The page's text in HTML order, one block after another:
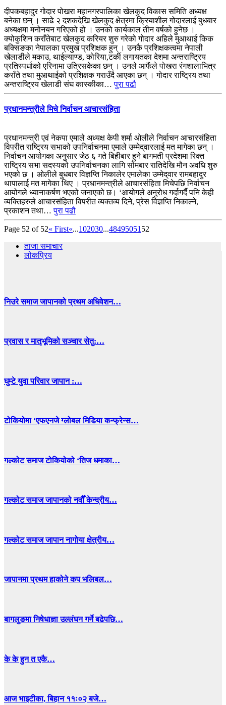
दीपकबहादुर गोदार पोखरा महानगरपालिका खेलकुद विकास समिति अध्यक्ष
बनेका छन् । साढे २ दशकदेखि खेलकुद क्षेत्रमा क्रियाशील गोदारलाई बुधबार
अध्यक्षमा मनोनयन गरिएको हो । उनको कार्यकाल तीन वर्षको हुनेछ ।
क्योकुशिन कराँतेबाट खेलकुद करियर शुरु गरेको गोदार अहिले मुआथाई किक
बक्सिङका नेपालका प्रमुख प्रशिक्षक हुन् । उनकै प्रशिक्षकत्वमा नेपाली
खेलाडीले मकाउ, थाईल्याण्ड, कोरिया,टर्की लगायतका देशमा अन्तराष्ट्रिय
प्रतिस्पर्धाको एरिनामा उत्रिसकेका छन् । उनले आफैंले पोखरा रंगशालाभित्र
कराँते तथा मुआथाईको प्रशिक्षक गराउँदै आएका छन् । गोदार राष्ट्रिय तथा
अन्तराष्ट्रिय खेलाडी संघ कास्कीका…पुरा पढौ
प्रधानमन्त्रीले मिचे निर्वाचन आचारसंहिता
प्रधानमन्त्री एवं नेकपा एमाले अध्यक्ष केपी शर्मा ओलीले निर्वाचन आचारसंहिता
विपरीत राष्ट्रिय सभाको उपनिर्वाचनमा एमाले उम्मेद्‌वारलाई मत मागेका छन् ।
निर्वाचन आयोगका अनुसार जेठ ६ गते बिहीबार हुने बागमती प्रदेशमा रिक्त
राष्ट्रिय सभा सदस्यको उपनिर्वाचनका लागि सोमबार रातिदेखि मौन अवधि शुरु
भएको छ । ओलीले बुधबार विज्ञप्ति निकालेर एमालेका उम्मेद्‌वार रामबहादुर
थापालाई मत मागेका थिए । प्रधानमन्त्रीले आचारसंहिता मिचेपछि निर्वाचन
आयोगले ध्यानाकर्षण भएको जनाएको छ। ‘आयोगले अनुरोध गर्दागर्दै पनि केही
व्यक्तिहरुले आचारसंहिता विपरीत व्यक्तव्य दिने, प्रेस विज्ञप्ति निकाल्ने,
प्रकाशन तथा…पुरा पढौ
Page 52 of 52« First«...102030...4849505152
ताजा समाचार
लोकप्रिय
निउरे समाज जापानको प्रथम अधिवेशन…
प्रवास र मातृभूमिको सञ्चार सेतु:…
घुम्टे युवा परिवार जापान :…
टोकियोमा ‘एफएनजे ग्लोबल मिडिया कन्फ्रेन्स…
गल्कोट समाज टोकियोको ‘तिज धमाका…
गल्कोट समाज जापानको नवौँ केन्द्रीय…
गल्कोट समाज जापान नागोया क्षेत्रीय…
जापानमा प्रथम हाकोने कप भलिबल…
बागलुङमा निषेधाज्ञा उल्लंघन गर्ने बढेपछि…
के के हुन त एकै…
आज भाइटीका, बिहान ११ः०२ बजे…